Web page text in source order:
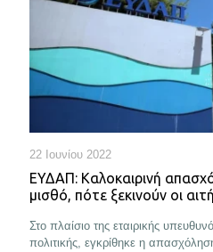
22 Ιουνίου 2022
ΕΥΔΑΠ: Καλοκαιρινή
μισθό, πότε ξεκινούν οι
Στο πλαίσιο της εταιρικής
πολιτικής, εγκρίθηκε η